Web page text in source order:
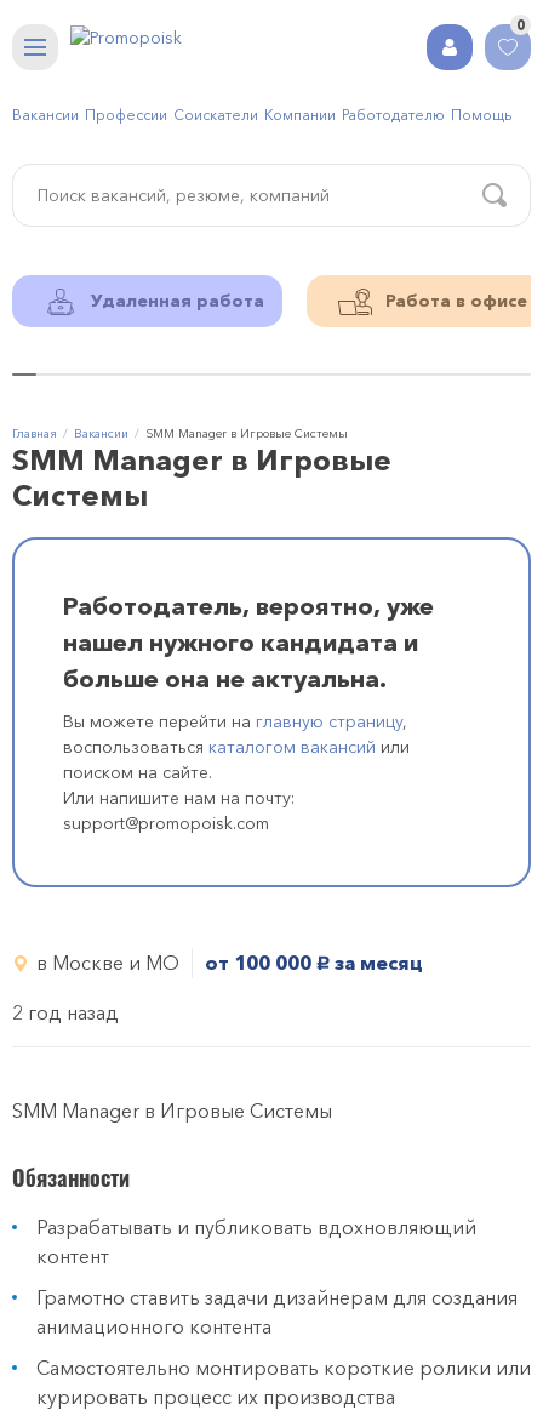
0
Вакансии Профессии Соискатели Компании Работодателю Помощь
Удаленная работа Работа в офисе
Главная Вакансии SMM Manager в Игровые Системы
SMM Manager в Игровые
Системы
Работодатель, вероятно, уже
нашел нужного кандидата и
больше она не актуальна.
Вы можете перейти на главную страницу,
воспользоваться каталогом вакансий или
поиском на сайте.
Или напишите нам на почту:
support@promopoisk.com
в Москве и МО от 100 000 руб. за месяц
2 год назад
SMM Manager в Игровые Системы
Обязанности
Разрабатывать и публиковать вдохновляющий
контент
Грамотно ставить задачи дизайнерам для создания
анимационного контента
Самостоятельно монтировать короткие ролики или
курировать процесс их производства